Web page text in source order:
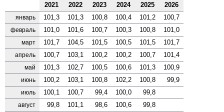
2021 2022 2023 2024 2025 2026
январь 101,3 101,3 100,8 100,4 101,2 100,7
февраль 101,0 101,6 100,7 100,3 100,8 101,0
март 101,7 104,5 101,5 100,5 101,5 101,7
апрель 100,7 103,1 100,2 100,2 100,7 101,4
май 101,3 102,7 100,5 100,6 101,3 100,9
июнь 100,2 103,1 100,8 102,2 100,8 99,9
июль 100,1 100,7 99,4 100,0 99,8
август 99,8 101,1 98,6 100,6 99,8